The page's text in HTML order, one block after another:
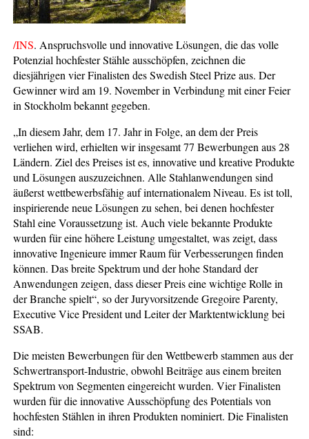
/INS. Anspruchsvolle und innovative Lösungen, die das volle
Potenzial hochfester Stähle ausschöpfen, zeichnen die
diesjährigen vier Finalisten des Swedish Steel Prize aus. Der
Gewinner wird am 19. November in Verbindung mit einer Feier
in Stockholm bekannt gegeben.
„In diesem Jahr, dem 17. Jahr in Folge, an dem der Preis
verliehen wird, erhielten wir insgesamt 77 Bewerbungen aus 28
Ländern. Ziel des Preises ist es, innovative und kreative Produkte
und Lösungen auszuzeichnen. Alle Stahlanwendungen sind
äußerst wettbewerbsfähig auf internationalem Niveau. Es ist toll,
inspirierende neue Lösungen zu sehen, bei denen hochfester
Stahl eine Voraussetzung ist. Auch viele bekannte Produkte
wurden für eine höhere Leistung umgestaltet, was zeigt, dass
innovative Ingenieure immer Raum für Verbesserungen finden
können. Das breite Spektrum und der hohe Standard der
Anwendungen zeigen, dass dieser Preis eine wichtige Rolle in
der Branche spielt“, so der Juryvorsitzende Gregoire Parenty,
Executive Vice President und Leiter der Marktentwicklung bei
SSAB.
Die meisten Bewerbungen für den Wettbewerb stammen aus der
Schwertransport-Industrie, obwohl Beiträge aus einem breiten
Spektrum von Segmenten eingereicht wurden. Vier Finalisten
wurden für die innovative Ausschöpfung des Potentials von
hochfesten Stählen in ihren Produkten nominiert. Die Finalisten
sind: